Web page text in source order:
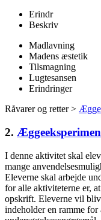
Erindr
Beskriv
Madlavning
Madens æstetik
Tilsmagning
Lugtesansen
Erindringer
Råvarer og retter >
2.
I denne aktivitet skal
mange
Eleverne skal arbejde
for alle aktiviteterne er,
opskrift. Eleverne vil
indeholder en ramme